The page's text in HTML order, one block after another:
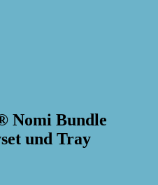
Nomi Bundle
und Tray